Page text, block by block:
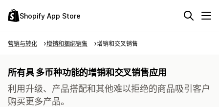
Shopify App Store
营销与转化 增销和捆绑销售 增销和交叉销售
所有具 多币种功能的增销和交叉销售应用
利用升级、产品搭配和其他难以拒绝的商品吸引客户
购买更多产品。